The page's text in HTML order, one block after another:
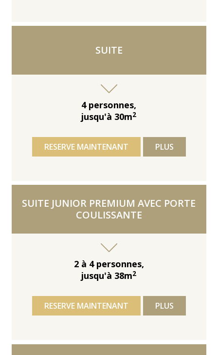
SUITE
4 personnes,
jusqu'à 30m2
RESERVE MAINTENANT PLUS
SUITE JUNIOR PREMIUM AVEC PORTE
COULISSANTE
2 à 4 personnes,
jusqu'à 38m2
RESERVE MAINTENANT PLUS